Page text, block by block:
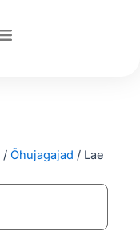
/ Õhujagajad / Lae